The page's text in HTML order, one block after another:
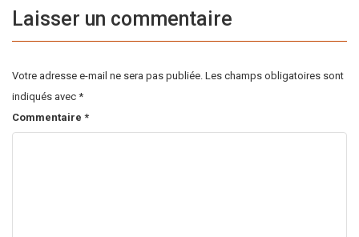
Laisser un commentaire
Votre adresse e-mail ne sera pas publiée. Les champs obligatoires sont
indiqués avec *
Commentaire *